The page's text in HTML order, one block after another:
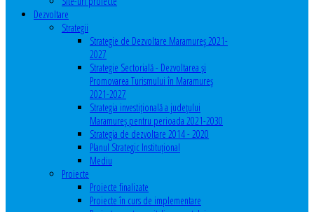
Dezvoltare
Strategii
Strategie de Dezvoltare Maramureș 2021-
2027
Strategie Sectorială - Dezvoltarea și
Promovarea Turismului în Maramureș
2021-2027
Strategia investiţională a județului
Maramureș pentru perioada 2021-2030
Strategia de dezvoltare 2014 - 2020
Planul Strategic Instituţional
Mediu
Proiecte
Proiecte finalizate
Proiecte în curs de implementare